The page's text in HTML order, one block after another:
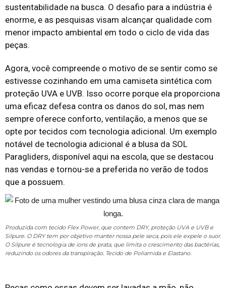
sustentabilidade na busca. O desafio para a indústria é
enorme, e as pesquisas visam alcançar qualidade com
menor impacto ambiental em todo o ciclo de vida das
peças.
Agora, você compreende o motivo de se sentir como se
estivesse cozinhando em uma camiseta sintética com
proteção UVA e UVB. Isso ocorre porque ela proporciona
uma eficaz defesa contra os danos do sol, mas nem
sempre oferece conforto, ventilação, a menos que se
opte por tecidos com tecnologia adicional. Um exemplo
notável de tecnologia adicional é a blusa da SOL
Paragliders, disponível aqui na escola, que se destacou
nas vendas e tornou-se a preferida no verão de todos
que a possuem.
Produzida com tecido Flex Power, que contem DRY, proteção UVA e UVB e
Silpure. O DRY tem por objetivo manter nossa pele seca, pois ele expele o suor.
O Silpure é tecnologia de íons de prata, que limita o crescimento das bactérias,
reduzindo os odores da transpiração. Tecido de Poliamida e Elastano.